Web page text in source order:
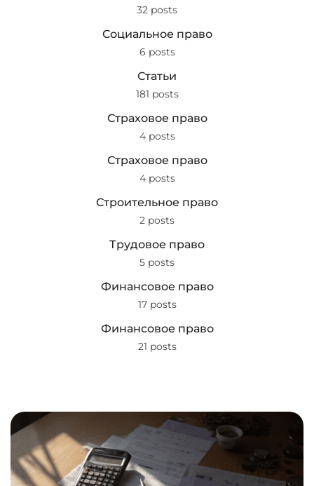
32 posts
Социальное право
6 posts
Статьи
181 posts
Страховое право
4 posts
Страховое право
4 posts
Строительное право
2 posts
Трудовое право
5 posts
Финансовое право
17 posts
Финансовое право
21 posts